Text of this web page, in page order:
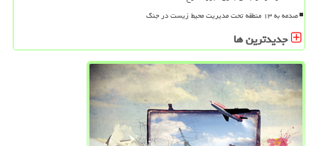
صدمه به ۱۳ منطقه تحت مدیریت محیط زیست در جنگ
جدیدترین ها